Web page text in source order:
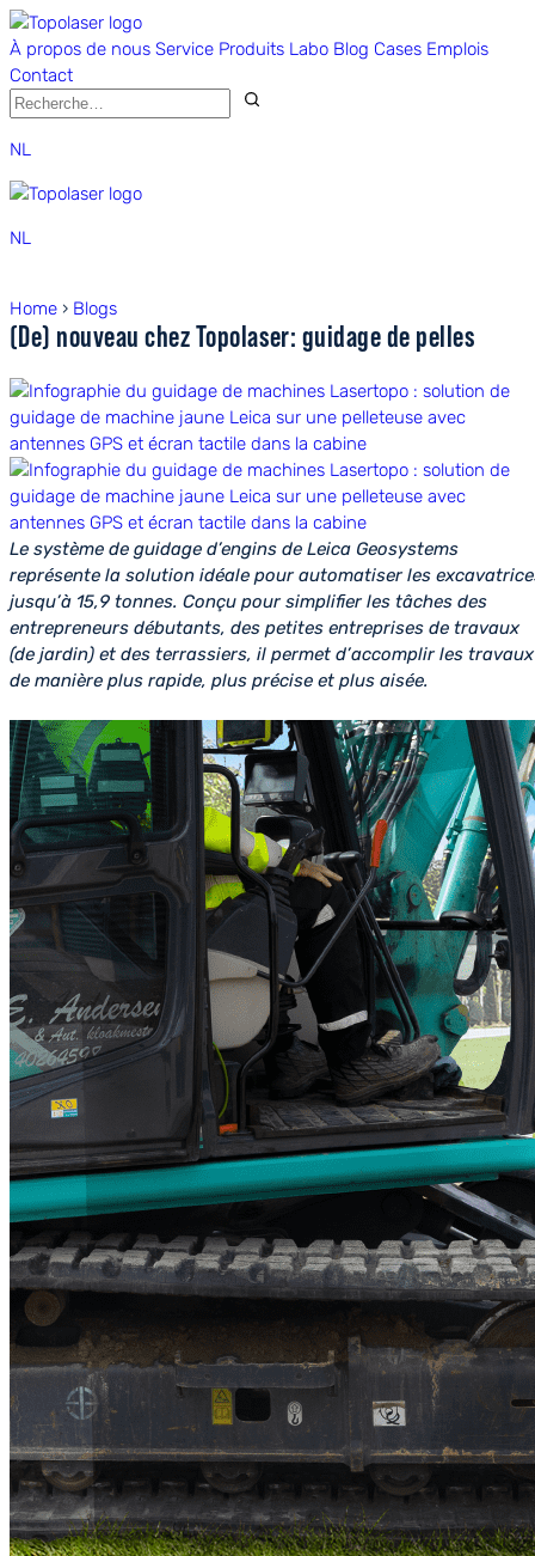
À propos de nous Service Produits Labo Blog Cases Emplois
Contact
NL
NL
Home › Blogs
(De) nouveau chez Topolaser: guidage de pelles
Le système de guidage d’engins de Leica Geosystems
représente la solution idéale pour automatiser les
jusqu’à 15,9 tonnes. Conçu pour simplifier les tâches des
entrepreneurs débutants, des petites entreprises de travaux
(de jardin) et des terrassiers, il permet d’accomplir les travaux
de manière plus rapide, plus précise et plus aisée.